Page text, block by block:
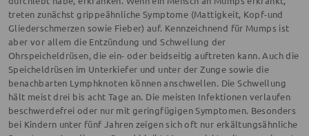
treten zunächst grippeähnliche Symptome (Mattigkeit, Kopf-und
Gliederschmerzen sowie Fieber) auf. Kennzeichnend für Mumps ist
aber vor allem die Entzündung und Schwellung der
Ohrspeicheldrüsen, die ein- oder beidseitig auftreten kann. Auch die
Speicheldrüsen im Unterkiefer und unter der Zunge sowie die
benachbarten Lymphknoten können anschwellen. Die Schwellung
hält meist drei bis acht Tage an. Die meisten Infektionen verlaufen
beschwerdefrei oder nur mit geringfügigen Symptomen. Besonders
bei Kindern unter fünf Jahren zeigen sich oft nur erkältungsähnliche